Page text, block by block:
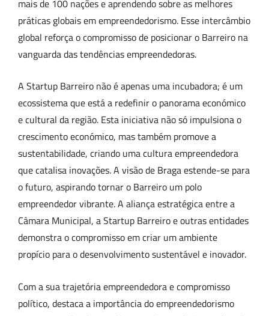
mais de 100 nações e aprendendo sobre as melhores
práticas globais em empreendedorismo. Esse intercâmbio
global reforça o compromisso de posicionar o Barreiro na
vanguarda das tendências empreendedoras.
A Startup Barreiro não é apenas uma incubadora; é um
ecossistema que está a redefinir o panorama económico
e cultural da região. Esta iniciativa não só impulsiona o
crescimento económico, mas também promove a
sustentabilidade, criando uma cultura empreendedora
que catalisa inovações. A visão de Braga estende-se para
o futuro, aspirando tornar o Barreiro um polo
empreendedor vibrante. A aliança estratégica entre a
Câmara Municipal, a Startup Barreiro e outras entidades
demonstra o compromisso em criar um ambiente
propício para o desenvolvimento sustentável e inovador.
Com a sua trajetória empreendedora e compromisso
político, destaca a importância do empreendedorismo